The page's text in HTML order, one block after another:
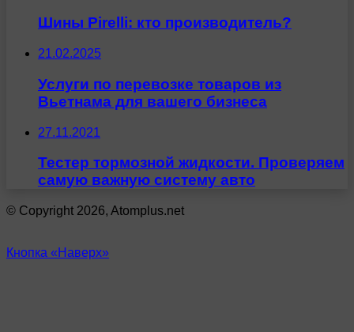
Шины Pirelli: кто производитель?
21.02.2025
Услуги по перевозке товаров из
Вьетнама для вашего бизнеса
27.11.2021
Тестер тормозной жидкости. Проверяем
самую важную систему авто
© Copyright 2026, Atomplus.net
Кнопка «Наверх»